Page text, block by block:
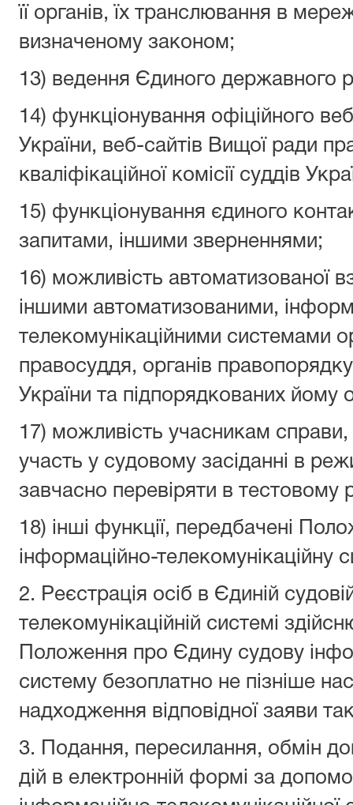
її органів, їх транслювання в
визначеному законом;
13) ведення Єдиного державного
14) функціонування офіційного
України, веб-сайтів Вищої ради
кваліфікаційної комісії суддів
15) функціонування єдиного
запитами, іншими зверненнями;
16) можливість автоматизованої
іншими автоматизованими,
телекомунікаційними системами
правосуддя, органів
України та підпорядкованих йому
17) можливість учасникам
участь у судовому засіданні в
завчасно перевіряти в тестовому
18) інші функції, передбачені
інформаційно-телекомунікаційну
2. Реєстрація осіб в Єдиній
телекомунікаційній системі
Положення про Єдину судову
систему безоплатно не пізніше
надходження відповідної заяви
3. Подання, пересилання, обмін
дій в електронній формі за